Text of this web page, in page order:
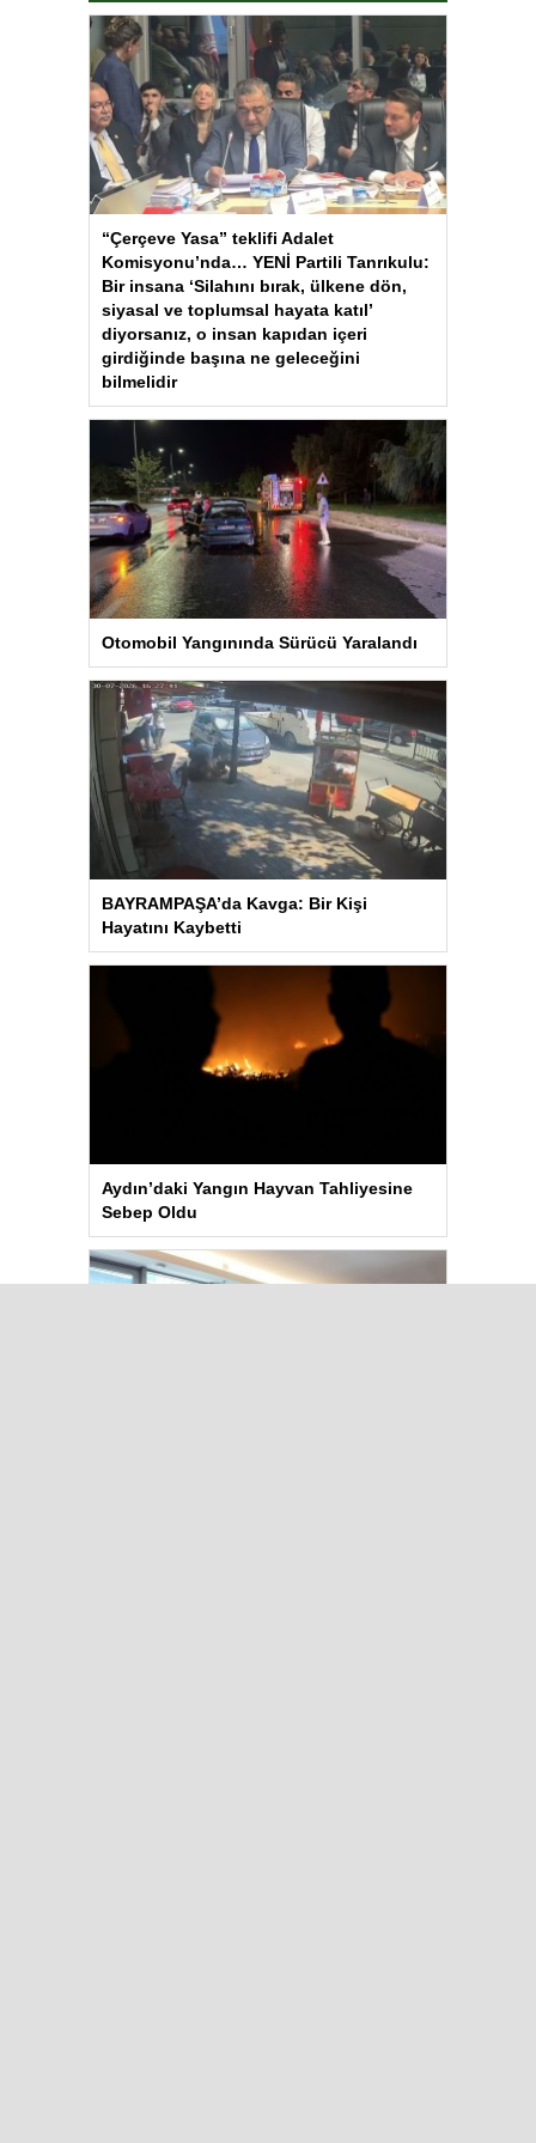
“Çerçeve Yasa” teklifi Adalet
Komisyonu’nda… YENİ Partili Tanrıkulu:
Bir insana ‘Silahını bırak, ülkene dön,
siyasal ve toplumsal hayata katıl’
diyorsanız, o insan kapıdan içeri
girdiğinde başına ne geleceğini
bilmelidir
Otomobil Yangınında Sürücü Yaralandı
BAYRAMPAŞA’da Kavga: Bir Kişi
Hayatını Kaybetti
Aydın’daki Yangın Hayvan Tahliyesine
Sebep Oldu